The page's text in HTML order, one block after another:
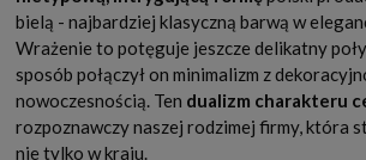
bielą - najbardziej klasyczną barwą w
Wrażenie to potęguje jeszcze delikatny
sposób połączył on minimalizm z
nowoczesnością. Ten dualizm charakteru
rozpoznawczy naszej rodzimej firmy, która
nie tylko w kraju.